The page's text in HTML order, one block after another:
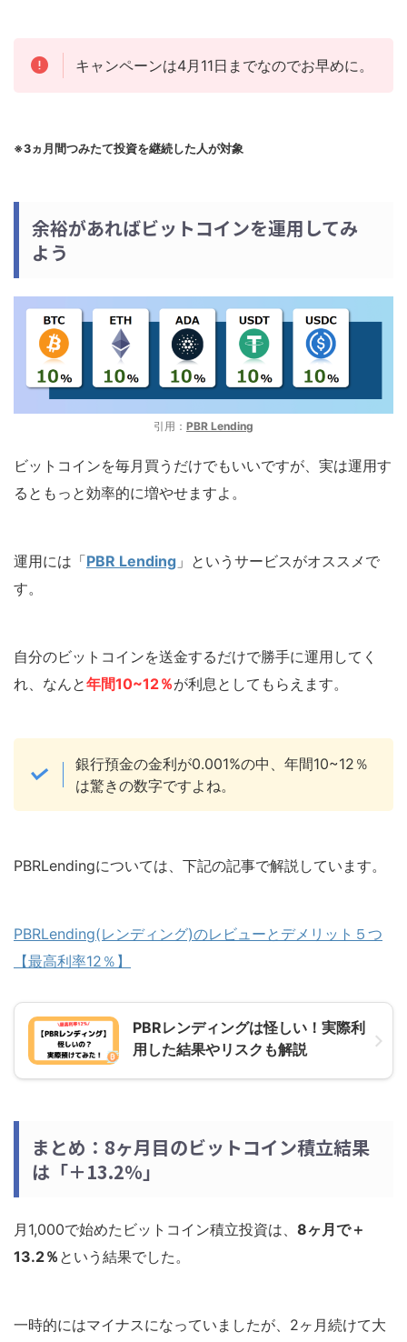
キャンペーンは4月11日までなのでお早めに。
※3ヵ月間つみたて投資を継続した人が対象
余裕があればビットコインを運用してみ
よう
引用： PBR Lending
ビットコインを毎月買うだけでもいいですが、実は運用す
るともっと効率的に増やせますよ。
運用には「PBR Lending 」というサービスがオススメで
す。
自分のビットコインを送金するだけで勝手に運用してく
れ、なんと年間10~12％が利息としてもらえます。
銀行預金の金利が0.001%の中、年間10~12％
は驚きの数字ですよね。
PBRLendingについては、下記の記事で解説しています。
PBRLending(レンディング)のレビューとデメリット５つ
【最高利率12％】
PBRレンディングは怪しい！実際利
用した結果やリスクも解説
まとめ：8ヶ月目のビットコイン積立結果
は「＋13.2％」
月1,000で始めたビットコイン積立投資は、 8ヶ月で＋
13.2％ という結果でした。
一時的にはマイナスになっていましたが、2ヶ月続けて大